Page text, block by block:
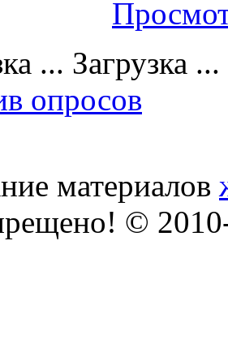
Загрузка ...
опросов
материалов
©